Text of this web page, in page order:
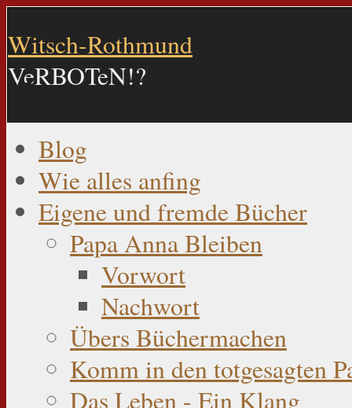
Witsch-Rothmund
VeRBOTeN!?
Blog
Wie alles anfing
Eigene und fremde Bücher
Papa Anna Bleiben
Vorwort
Nachwort
Übers Büchermachen
Komm in den totgesagten
Das Leben - Ein Klang